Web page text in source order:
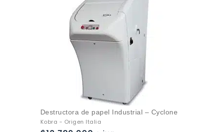
Destructora de papel Industrial – Cyclone
Kobra - Origen Italia